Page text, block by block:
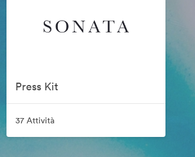
Press Kit
37 Attività